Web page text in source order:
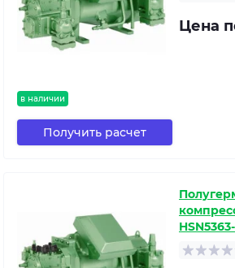
в наличии
Цена
Получить расчет